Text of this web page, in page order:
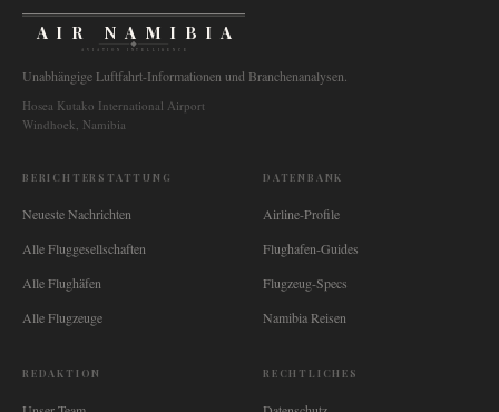
AIR NAMIBIA
AVIATION INTELLIGENCE
Unabhängige Luftfahrt-Informationen und Branchenanalysen.
Hosea Kutako International Airport
Windhoek, Namibia
BERICHTERSTATTUNG
Neueste Nachrichten
Alle Fluggesellschaften
Alle Flughäfen
Alle Flugzeuge
DATENBANK
Airline-Profile
Flughafen-Guides
Flugzeug-Specs
Namibia Reisen
REDAKTION RECHTLICHES